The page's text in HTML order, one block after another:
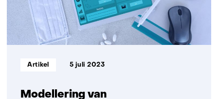
Modellering van
Informatietype:
Artikel 5 juli 2023